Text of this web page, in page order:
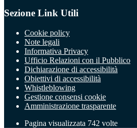
Sezione Link Utili
Cookie policy
Note legali
Informativa Privacy
Ufficio Relazioni con il Pubblico
Dichiarazione di accessibilità
Obiettivi di accessibilità
Whistleblowing
Gestione consensi cookie
Amministrazione trasparente
Pagina visualizzata 742 volte